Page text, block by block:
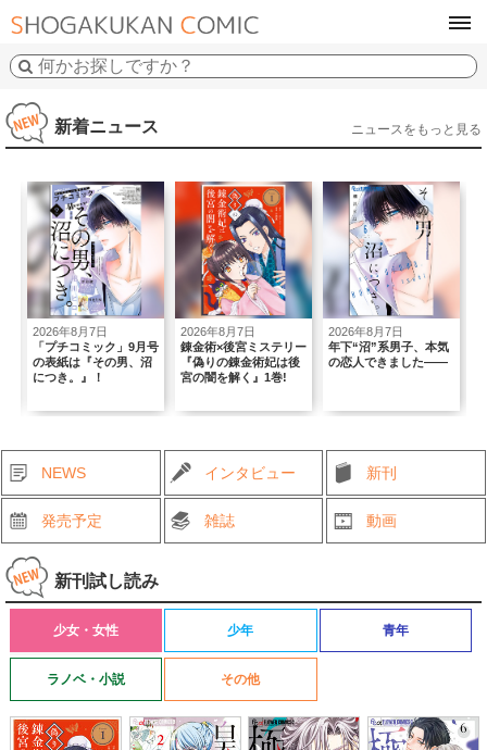
新着ニュース ニュースをもっと見る
2026年8月7日
「プチコミック」9月号
の表紙は『その男、沼
につき。』！
2026年8月7日
錬金術×後宮ミステリー
『偽りの錬金術妃は後
宮の闇を解く』1巻!
2026年8月7日
年下“沼”系男子、本気
の恋人できました――
NEWS インタビュー 新刊
発売予定 雑誌 動画
新刊試し読み
少女・女性 少年 青年
ラノベ・小説 その他